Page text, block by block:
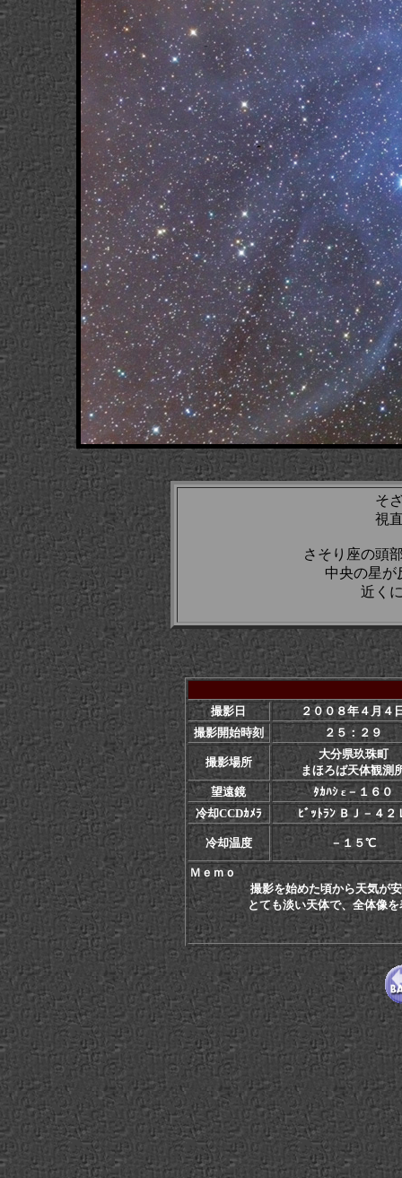
そ
視
さそり座の頭
中央の星が
近く
撮影日
２００８年４月４
撮影開始時刻
２５：２９
撮影場所
大分県玖珠町
まほろば天体観測
望遠鏡
ﾀｶﾊｼ ε－１６０
冷却CCDｶﾒﾗ
ﾋﾞｯﾄﾗﾝ ＢＪ－４２
冷却温度 －１５℃
Ｍｅｍｏ
撮影を始めた頃から天気が
とても淡い天体で、全体像を表現